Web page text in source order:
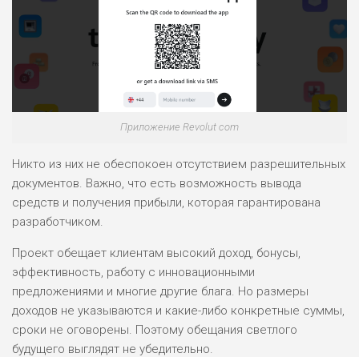
РИСКИ: СРЕДНИЕ
ДОХОД: ВЫСОКИЙ
БЮДЖЕТ: НИЗКИЙ
ОБЗОР
ПОДОЙДЕТ
ВСЕМ
2
ОБЗОР
РИСКИ: НИЗКИЕ
ДОХОД: СРЕДНИЙ
БЮДЖЕТ: НИЗКИЙ
ОБЗОР
Приложение Revolut com
Никто из них не обеспокоен отсутствием разрешительных
документов. Важно, что есть возможность вывода
средств и получения прибыли, которая гарантирована
разработчиком.
Проект обещает клиентам высокий доход, бонусы,
эффективность, работу с инновационными
предложениями и многие другие блага. Но размеры
доходов не указываются и какие-либо конкретные суммы,
сроки не оговорены. Поэтому обещания светлого
будущего выглядят не убедительно.